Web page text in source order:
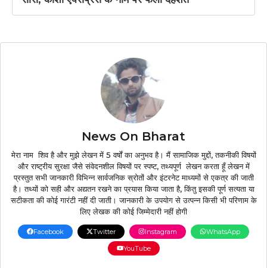
News On Bharat
मेरा नाम शिव है और मुझे लेखन में 5 वर्षों का अनुभव है। मैं सामाजिक मुद्दों, तकनीकी विषयों
और राष्ट्रीय सुरक्षा जैसे संवेदनशील विषयों पर स्पष्ट, तथ्यपूर्ण लेखन करता हूँ लेखन में
प्रस्तुत सभी जानकारी विभिन्न सार्वजनिक स्रोतों और इंटरनेट माध्यमों से एकत्र की जाती
है। तथ्यों को सही और अद्यतन रखने का प्रयास किया जाता है, किंतु इसकी पूर्ण सत्यता या
सटीकता की कोई गारंटी नहीं दी जाती। जानकारी के उपयोग से उत्पन्न किसी भी परिणाम के
लिए लेखक की कोई जिम्मेदारी नहीं होगी
Facebook Twitter Instagram
WhatsApp
YouTube